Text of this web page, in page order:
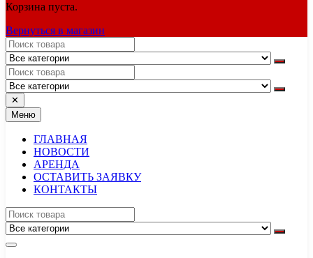
Корзина пуста.
Вернуться в магазин
✕
Меню
ГЛАВНАЯ
НОВОСТИ
АРЕНДА
ОСТАВИТЬ ЗАЯВКУ
КОНТАКТЫ